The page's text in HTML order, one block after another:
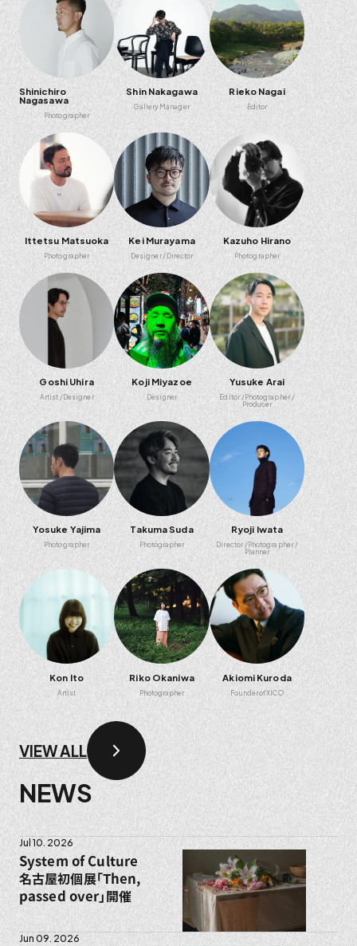
Shinichiro
Nagasawa
Photographer
Shin Nakagawa
Gallery Manager
Rieko Nagai
Editor
Ittetsu Matsuoka
Photographer
Kei Murayama
Designer Director
Kazuho Hirano
Photographer
Goshi Uhira
Artist Designer
Koji Miyazoe
Designer
Yusuke Arai
Editor Photographer
Producer
Yosuke Yajima
Photographer
Takuma Suda
Photographer
Ryoji Iwata
Director Photographer
Planner
Kon Ito
Artist
Riko Okaniwa
Photographer
Akiomi Kuroda
Founder of XICO
VIEW ALL
NEWS
System of Culture
名古屋初個展「Then,
passed over」開催
Jul 10. 2026
Jun 09. 2026